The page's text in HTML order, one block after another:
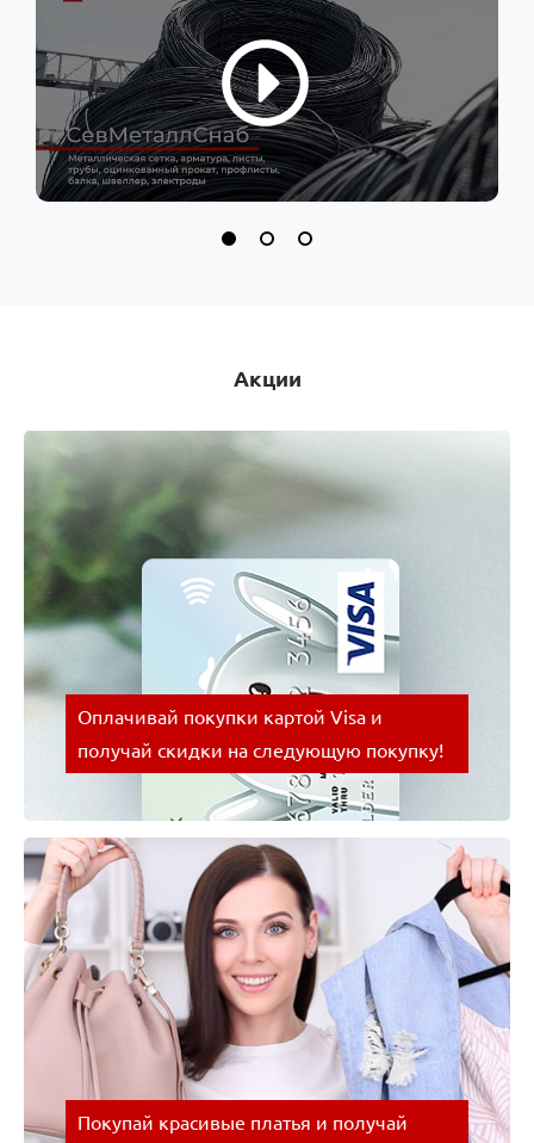
Акции
Оплачивай покупки картой Visa и
получай скидки на следующую покупку!
Оплачивай покупки картой Visa и получай скидки
на следующую покупку!
Покупай красивые платья и получай